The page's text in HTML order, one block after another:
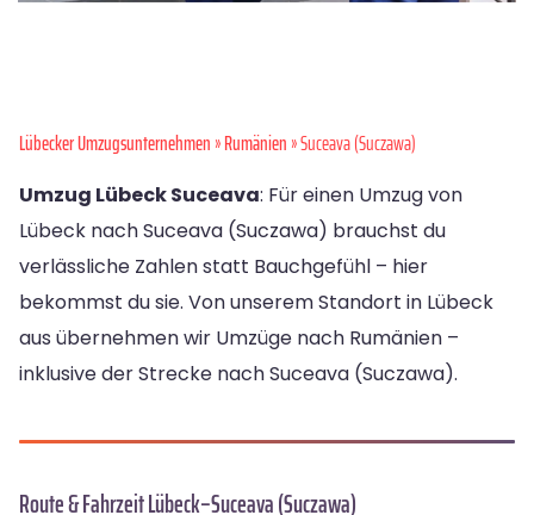
Lübecker Umzugsunternehmen»Rumänien» Suceava (Suczawa)
Umzug Lübeck Suceava: Für einen Umzug von
Lübeck nach Suceava (Suczawa) brauchst du
verlässliche Zahlen statt Bauchgefühl – hier
bekommst du sie. Von unserem Standort in Lübeck
aus übernehmen wir Umzüge nach Rumänien –
inklusive der Strecke nach Suceava (Suczawa).
Route & Fahrzeit Lübeck–Suceava (Suczawa)